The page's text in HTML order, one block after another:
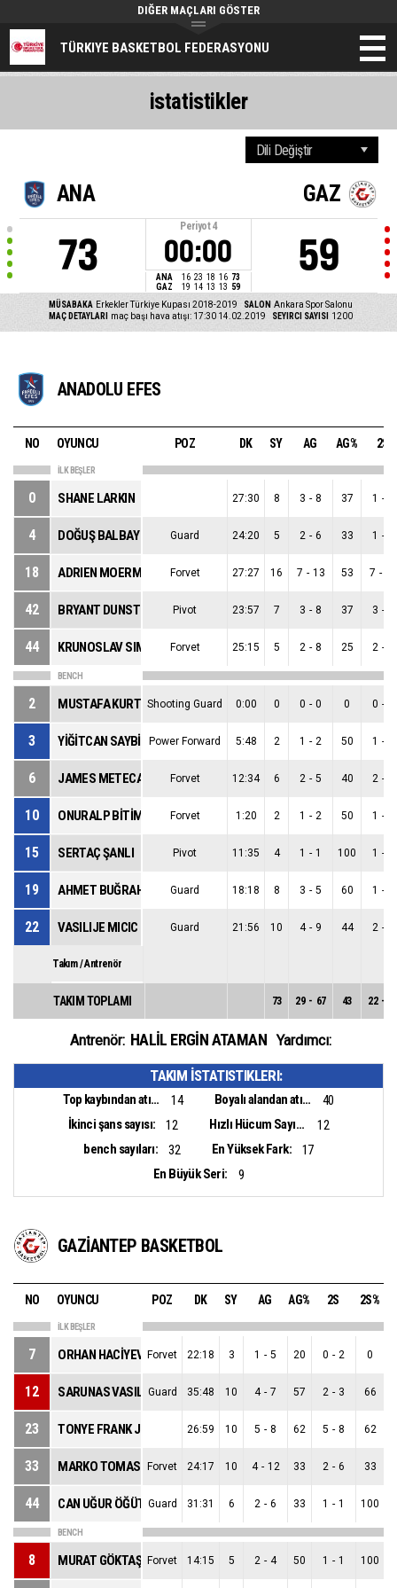
TÜRKIYE BASKETBOL FEDERASYONU
DIĞER MAÇLARI GÖSTER
ANA
73
Periyot 4
00:00
ANA 16 23 18 16 73
GAZ
19 14 13 13 59
GAZ
59
MÜSABAKA Erkekler Türkiye Kupası 2018-2019 SALON Ankara Spor Salonu
MAÇ DETAYLARI
maç başı hava atışı: 17:30 14.02.2019 SEYIRCI SAYISI 1200
istatistikler
ANADOLU EFES
NO OYUNCU POZ DK SY AG AG% 2S
İLK BEŞLER
0 SHANE LARKIN 27:30 8 3 - 8 37 1 -
4 DOĞUŞ BALBAY Guard 24:20 5 2 - 6 33 1 -
18 ADRIEN MOERMAN Forvet 27:27 16 7 - 13 53 7 -
42 BRYANT DUNSTON Pivot 23:57 7 3 - 8 37 3 -
44 KRUNOSLAV SIMON Forvet 25:15 5 2 - 8 25 2 -
BENCH
2 MUSTAFA KURTULDUM
Shooting Guard 0:00 0 0 - 0 0 0 -
3 YİĞİTCAN SAYBİR Power Forward 5:48 2 1 - 2 50 1 -
6 JAMES METECAN BİRSENForvet 12:34 6 2 - 5 40 2 -
10 ONURALP BİTİM Forvet 1:20 2 1 - 2 50 1 -
15 SERTAÇ ŞANLI Pivot 11:35 4 1 - 1 100 1 -
19 Guard 18:18 8 3 - 5 60 1 -
22 VASILIJE MICIC Guard 21:56 10 4 - 9 44 2 -
Takım / Antrenör
TAKIM TOPLAMI 73 29 - 67 43 22 -
Antrenör: HALİL ERGİN ATAMAN Yardımcı:
TAKIM İSTATISTIKLERI:
Top kaybından atılan sayı: 14 Boyalı alandan atılan sayı:
40
İkinci şans sayısı:
12 Hızlı Hücum Sayısı:
12
bench sayıları:
32 En Yüksek Fark:
17
En Büyük Seri:
9
GAZİANTEP BASKETBOL
NO OYUNCU POZ DK SY AG AG% 2S 2S%
İLK BEŞLER
7 ORHAN HACİYEVAForvet 22:18 3 1 - 5 20 0 - 2 0
12 SARUNAS VASILIAUSKAS
Guard 35:48 10 4 - 7 57 2 - 3 66
23 TONYE FRANK JEKIRI 26:59 10 5 - 8 62 5 - 8 62
33 MARKO TOMAS Forvet 24:17 10 4 - 12 33 2 - 6 33
44 CAN UĞUR ÖĞÜT Guard 31:31 6 2 - 6 33 1 - 1 100
BENCH
8 MURAT GÖKTAŞ Forvet 14:15 5 2 - 4 50 1 - 1 100